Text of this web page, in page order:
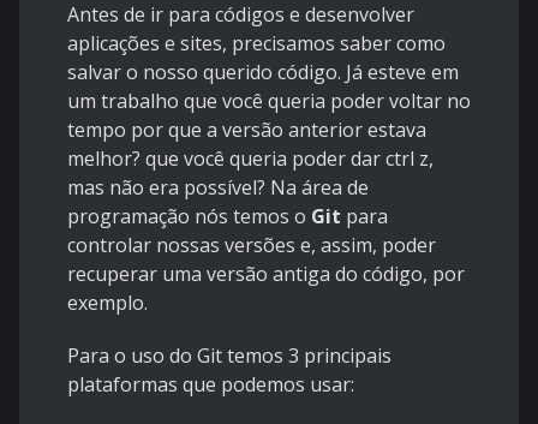
Antes de ir para códigos e desenvolver
aplicações e sites, precisamos saber como
salvar o nosso querido código. Já esteve em
um trabalho que você queria poder voltar no
tempo por que a versão anterior estava
melhor? que você queria poder dar ctrl z,
mas não era possível? Na área de
programação nós temos o Git para
controlar nossas versões e, assim, poder
recuperar uma versão antiga do código, por
exemplo.
Para o uso do Git temos 3 principais
plataformas que podemos usar: